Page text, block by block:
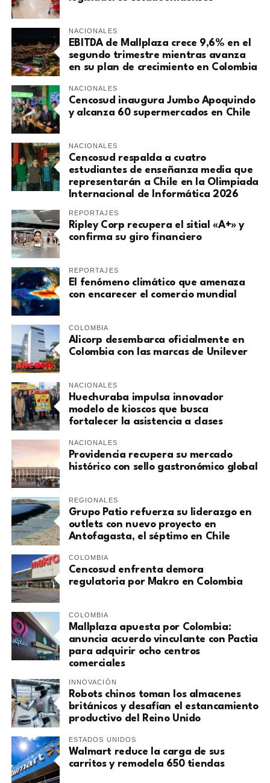
NACIONALES
EBITDA de Mallplaza crece 9,6% en el
segundo trimestre mientras avanza
en su plan de crecimiento en Colombia
NACIONALES
Cencosud inaugura Jumbo Apoquindo
y alcanza 60 supermercados en Chile
NACIONALES
Cencosud respalda a cuatro
estudiantes de enseñanza media que
representarán a Chile en la Olimpiada
Internacional de Informática 2026
REPORTAJES
Ripley Corp recupera el sitial «A+» y
confirma su giro financiero
REPORTAJES
El fenómeno climático que amenaza
con encarecer el comercio mundial
COLOMBIA
Alicorp desembarca oficialmente en
Colombia con las marcas de Unilever
NACIONALES
Huechuraba impulsa innovador
modelo de kioscos que busca
fortalecer la asistencia a clases
NACIONALES
Providencia recupera su mercado
histórico con sello gastronómico global
REGIONALES
Grupo Patio refuerza su liderazgo en
outlets con nuevo proyecto en
Antofagasta, el séptimo en Chile
COLOMBIA
Cencosud enfrenta demora
regulatoria por Makro en Colombia
COLOMBIA
Mallplaza apuesta por Colombia:
anuncia acuerdo vinculante con Pactia
para adquirir ocho centros
comerciales
INNOVACIÓN
Robots chinos toman los almacenes
británicos y desafían el estancamiento
productivo del Reino Unido
ESTADOS UNIDOS
Walmart reduce la carga de sus
carritos y remodela 650 tiendas